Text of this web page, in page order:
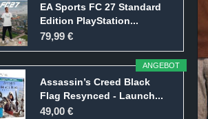
EA Sports FC 27 Standard
Edition PlayStation...
79,99 €
ANGEBOT
Assassin’s Creed Black
Flag Resynced - Launch...
49,00 €